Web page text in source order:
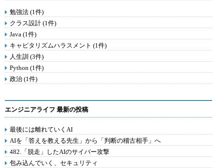
勉強法 (1件)
クラス設計 (1件)
Java (1件)
キャピタリズムハラスメント (1件)
人生訓 (3件)
Python (1件)
政治 (1件)
エンジニアライフ 最新の投稿
最後には離れていくAI
AIを「答えを教える先生」から「判断の稽古相手」へ
482.「脱走」したAIのサイバー攻撃
包み込んでいく、セキュリティ